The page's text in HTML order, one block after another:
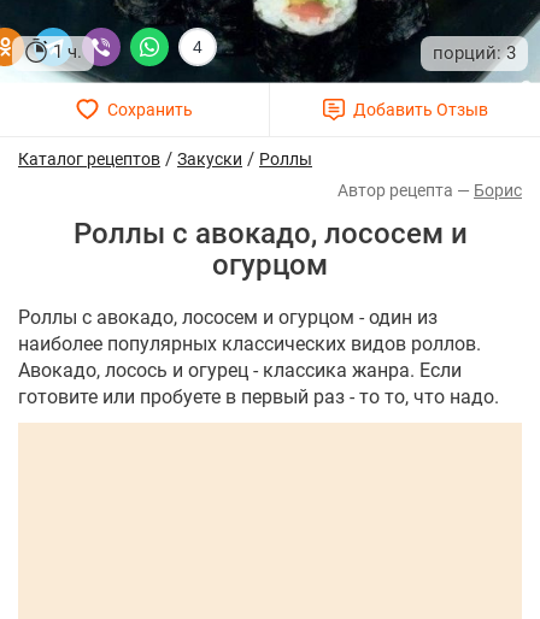
4
1 ч. 3
Каталог рецептов / Закуски / Роллы
Борис
Роллы с авокадо, лососем и
огурцом
Роллы с авокадо, лососем и огурцом - один из
наиболее популярных классических видов роллов.
Авокадо, лосось и огурец - классика жанра. Если
готовите или пробуете в первый раз - то то, что надо.